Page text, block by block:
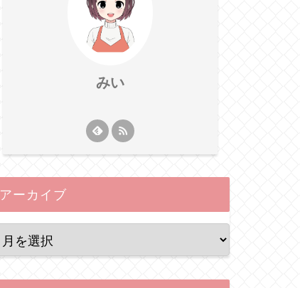
みい
アーカイブ